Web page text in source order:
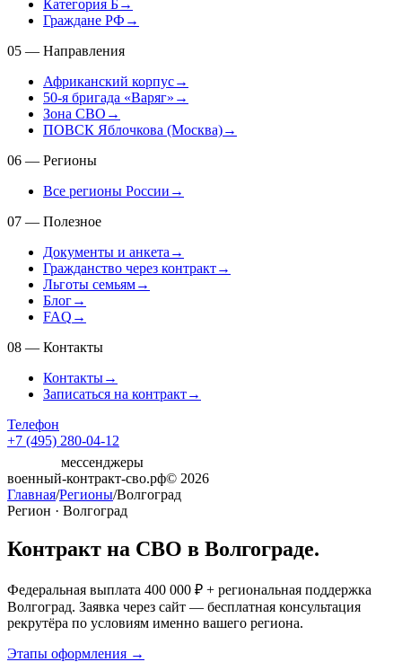
Категория Б→
Граждане РФ →
05 — Направления
Африканский корпус→
50-я бригада «Варяг» →
Зона СВО →
ПОВСК Яблочкова (Москва)→
06 — Регионы
Все регионы России →
07 — Полезное
Документы и анкета →
Гражданство через контракт→
Льготы семьям→
Блог→
FAQ →
08 — Контакты
Контакты→
Записаться на контракт→
Телефон
+7 (495) 280-04-12
мессенджеры
военный-контракт-сво.рф© 2026
Главная/Регионы/Волгоград
Регион · Волгоград
Контракт на СВО в Волгограде.
Федеральная выплата 400 000 ₽ + региональная поддержка
Волгоград. Заявка через сайт — бесплатная консультация
рекрутёра по условиям именно вашего региона.
Этапы оформления →